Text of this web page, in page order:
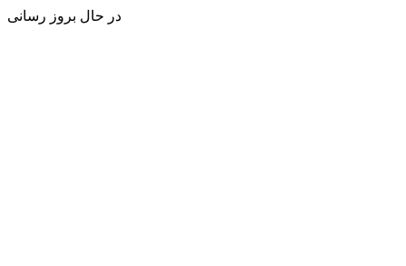
در حال بروز رسانی